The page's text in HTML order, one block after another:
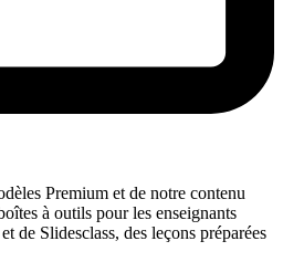
Premium et de notre contenu
à outils pour les enseignants
de Slidesclass, des leçons préparées